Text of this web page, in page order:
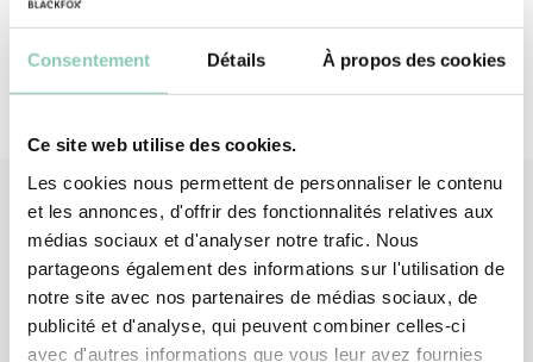
Consentement Détails À propos des cookies
Ce site web utilise des cookies.
Les cookies nous permettent de personnaliser le contenu
et les annonces, d'offrir des fonctionnalités relatives aux
médias sociaux et d'analyser notre trafic. Nous
partageons également des informations sur l'utilisation de
notre site avec nos partenaires de médias sociaux, de
publicité et d'analyse, qui peuvent combiner celles-ci
avec d'autres informations que vous leur avez fournies
Produits associés